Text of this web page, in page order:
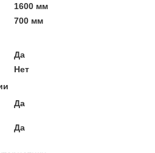
1600 мм
700 мм
Да
Нет
Да
Да